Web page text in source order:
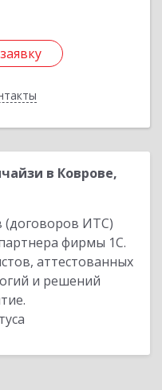
в Коврове,
(договоров ИТС)
фирмы 1С.
аттестованных
и решений